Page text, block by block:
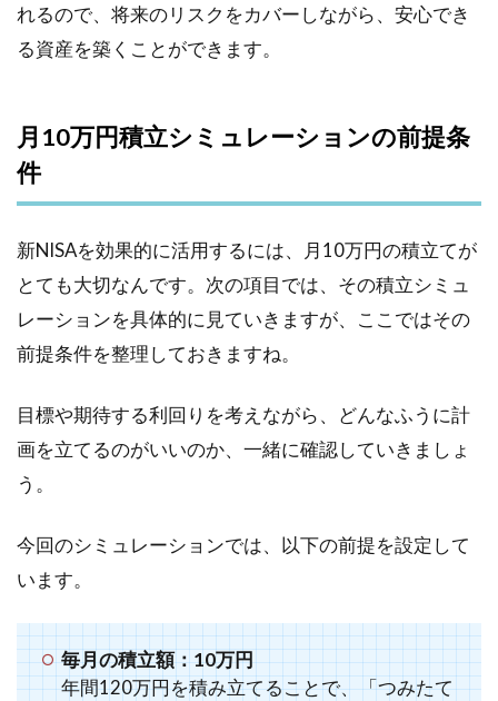
れるので、将来のリスクをカバーしながら、安心でき
る資産を築くことができます。
月10万円積立シミュレーションの前提条
件
新NISAを効果的に活用するには、月10万円の積立てが
とても大切なんです。次の項目では、その積立シミュ
レーションを具体的に見ていきますが、ここではその
前提条件を整理しておきますね。
目標や期待する利回りを考えながら、どんなふうに計
画を立てるのがいいのか、一緒に確認していきましょ
う。
今回のシミュレーションでは、以下の前提を設定して
います。
毎月の積立額：10万円
年間120万円を積み立てることで、「つみたて